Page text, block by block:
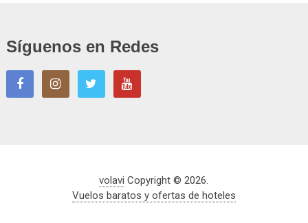
Síguenos en Redes
volavi Copyright © 2026.
Vuelos baratos y ofertas de hoteles